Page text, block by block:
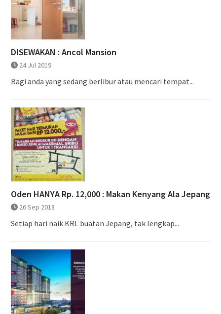
DISEWAKAN : Ancol Mansion
24 Jul 2019
Bagi anda yang sedang berlibur atau mencari tempat...
Oden HANYA Rp. 12,000 : Makan Kenyang Ala Jepang
26 Sep 2018
Setiap hari naik KRL buatan Jepang, tak lengkap...